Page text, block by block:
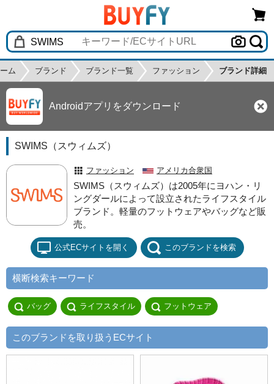
ム ブランド ブランド一覧 ファッション ブランド詳細
Androidアプリをダウンロード
SWIMS（スウィムズ）
ファッション アメリカ合衆国
SWIMS（スウィムズ）は2005年にヨハン・リ
ングダールによって設立されたライフスタイル
ブランド。軽量のフットウェアやバッグなど販
売。
公式ECサイトを開く このブランドを検索
横断検索キーワード
バッグ ライフスタイル フットウェア
このブランドを取り扱うECサイト